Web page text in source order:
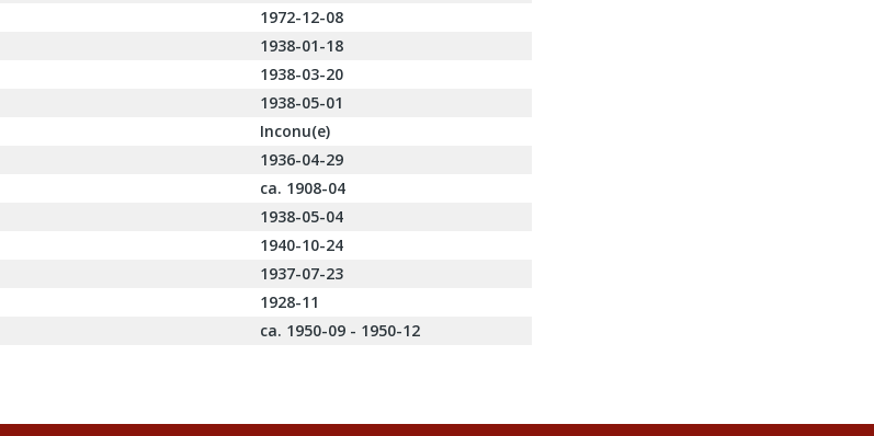
1972-12-08
1938-01-18
1938-03-20
1938-05-01
Inconu(e)
1936-04-29
ca. 1908-04
1938-05-04
1940-10-24
1937-07-23
1928-11
ca. 1950-09 - 1950-12